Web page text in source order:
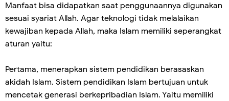
Manfaat bisa didapatkan saat penggunaannya digunakan
sesuai syariat Allah. Agar teknologi tidak melalaikan
kewajiban kepada Allah, maka Islam memiliki seperangkat
aturan yaitu:
Pertama, menerapkan sistem pendidikan berasaskan
akidah Islam. Sistem pendidikan Islam bertujuan untuk
mencetak generasi berkepribadian Islam. Yaitu memiliki